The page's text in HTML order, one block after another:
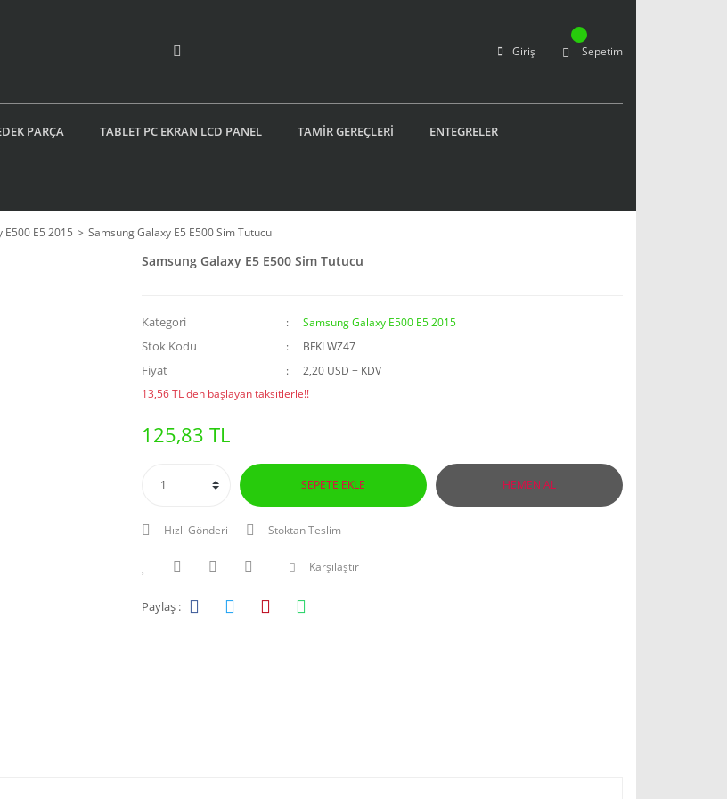
Giriş Sepetim
PARÇA TABLET PC EKRAN LCD PANEL TAMİR GEREÇLERİ ENTEGRELER
E500 E5 2015 Samsung Galaxy E5 E500 Sim Tutucu
Samsung Galaxy E5 E500 Sim Tutucu
Kategori Samsung Galaxy E500 E5 2015
Stok Kodu BFKLWZ47
Fiyat
2,20 USD + KDV
13,56 TL den başlayan taksitlerle!!
125,83 TL
SEPETE EKLE HEMEN AL
Hızlı Gönderi Stoktan Teslim
Karşılaştır
Paylaş :